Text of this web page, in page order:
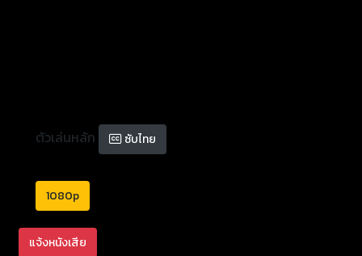
ตัวเล่นหลัก ซับไทย
1080p
แจ้งหนังเสีย